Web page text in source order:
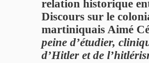
relation historique
Discours sur le
martiniquais Aimé
peine d’étudier,
d’Hitler et de